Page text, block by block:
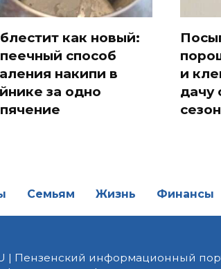
как новый:
способ
накипи в
за одно
и
дачу
сезон
Семьям Жизнь Финансы
| Пензенский информационный